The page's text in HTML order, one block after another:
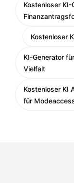
Kostenloser
Kostenloser
KI-Generator
Vielfalt
Kostenloser KI
für